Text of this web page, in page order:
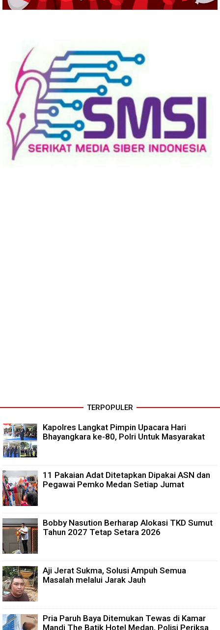
TERPOPULER
Kapolres Langkat Pimpin Upacara Hari
Bhayangkara ke-80, Polri Untuk Masyarakat
11 Pakaian Adat Ditetapkan Dipakai ASN dan
Pegawai Pemko Medan Setiap Jumat
Bobby Nasution Berharap Alokasi TKD Sumut
Tahun 2027 Tetap Setara 2026
Aji Jerat Sukma, Solusi Ampuh Semua
Masalah melalui Jarak Jauh
Pria Paruh Baya Ditemukan Tewas di Kamar
Mandi The Batik Hotel Medan, Polisi Periksa